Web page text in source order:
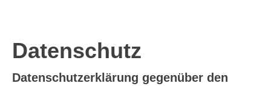
Datenschutz
Datenschutzerklärung gegenüber den